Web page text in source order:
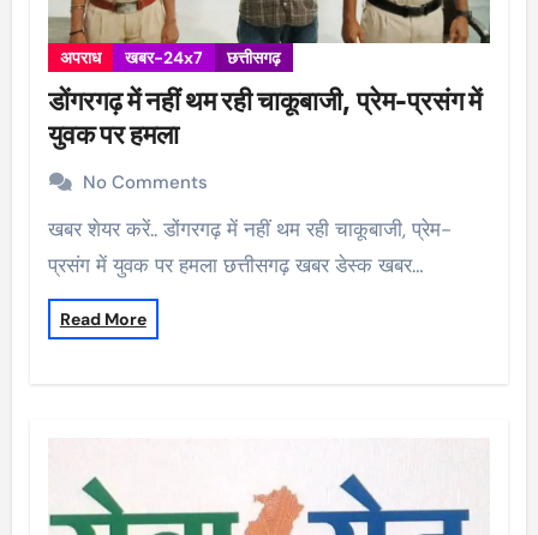
अपराध खबर-24x7 छत्तीसगढ़
डोंगरगढ़ में नहीं थम रही चाकूबाजी, प्रेम-प्रसंग में
युवक पर हमला
No Comments
खबर शेयर करें.. डोंगरगढ़ में नहीं थम रही चाकूबाजी, प्रेम-
प्रसंग में युवक पर हमला छत्तीसगढ़ खबर डेस्क खबर…
Read More